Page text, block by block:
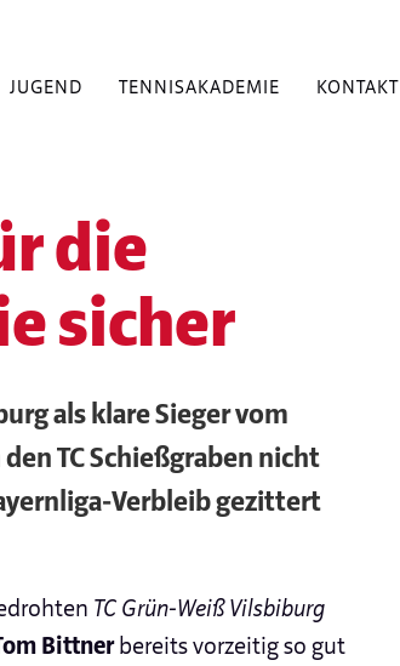
JUGEND TENNISAKADEMIE KONTAKT
die
sicher
als klare Sieger vom
TC Schießgraben nicht
Verbleib gezittert
TC Grün-Weiß Vilsbiburg
Bittnerbereits vorzeitig so gut